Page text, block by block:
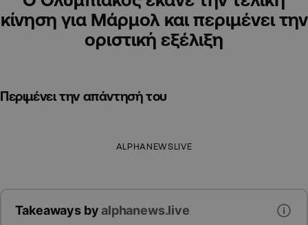
κίνηση για Μάρμολ και περιμένει την
οριστική εξέλιξη
Περιμένει την απάντησή του
ALPHANEWSLIVE
Takeaways byalphanews.live